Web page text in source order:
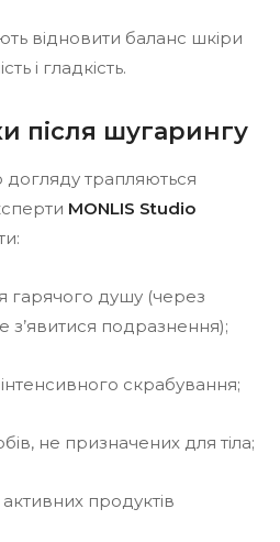
відновити баланс шкіри
і гладкість.
після шугарингу
догляду трапляються
MONLIS Studio
гарячого душу (через
з’явитися подразнення);
скрабування;
не призначених для тіла;
продуктів